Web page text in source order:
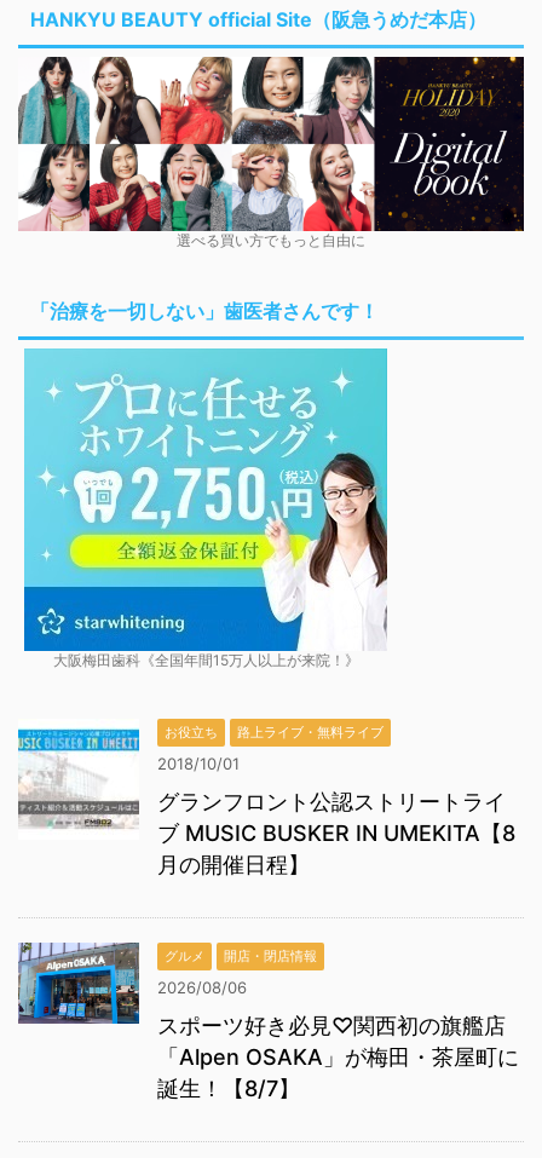
HANKYU BEAUTY official Site（阪急うめだ本店）
選べる買い方でもっと自由に
「治療を一切しない」歯医者さんです！
大阪梅田歯科《全国年間15万人以上が来院！》
お役立ち 路上ライブ・無料ライブ
2018/10/01
グランフロント公認ストリートライ
ブ MUSIC BUSKER IN UMEKITA【8
月の開催日程】
グルメ 開店・閉店情報
2026/08/06
スポーツ好き必見♡関西初の旗艦店
「Alpen OSAKA」が梅田・茶屋町に
誕生！【8/7】